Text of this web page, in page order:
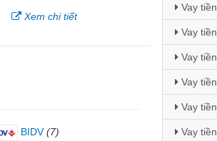
Xem chi tiết
BIDV (7)
Vay
Vay
Vay
Vay
Vay
Vay